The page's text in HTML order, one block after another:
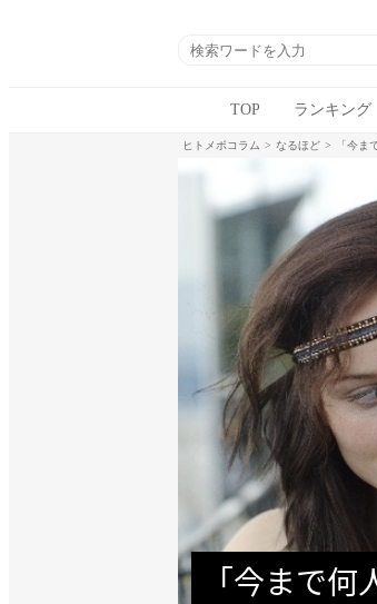
TOP ランキング
ヒトメボコラム なるほど 「今ま
「今まで